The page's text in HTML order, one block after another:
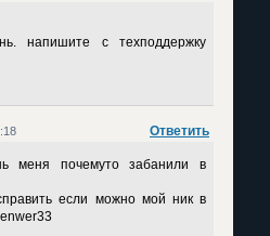
напишите с техподдержку
Ответить
меня почемуто забанили в
если можно мой ник в